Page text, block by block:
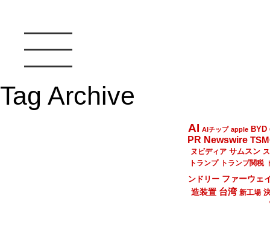
Tag Archive
AI AIチップ apple BYD
PR Newswire
ヌビディア サムスン
トランプ
トランプ関税
ンドリー ファーウェ
造装置 台湾 新工場